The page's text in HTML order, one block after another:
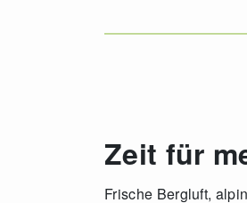
Zeit für
Frische Bergluft,